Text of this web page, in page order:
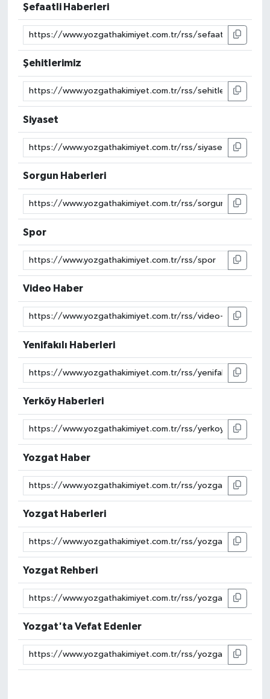
Şefaatli Haberleri
Şehitlerimiz
Siyaset
Sorgun Haberleri
Spor
Video Haber
Yenifakılı Haberleri
Yerköy Haberleri
Yozgat Haber
Yozgat Haberleri
Yozgat Rehberi
Yozgat'ta Vefat Edenler